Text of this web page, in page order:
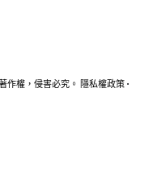
權，侵害必究。 隱私權政策 •